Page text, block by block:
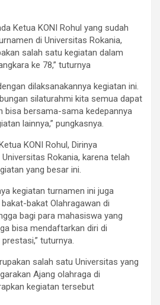
Ketua KONI Rohul yang sudah
di Universitas Rokania,
salah satu kegiatan dalam
ke 78,” tuturnya
dilaksanakannya kegiatan ini.
silaturahmi kita semua dapat
bisa bersama-sama kedepannya
lainnya,” pungkasnya.
KONI Rohul, Dirinya
Rokania, karena telah
yang besar ini.
kegiatan turnamen ini juga
bakat Olahragawan di
bagi para mahasiswa yang
bisa mendaftarkan diri di
tuturnya.
salah satu Universitas yang
Ajang olahraga di
kegiatan tersebut